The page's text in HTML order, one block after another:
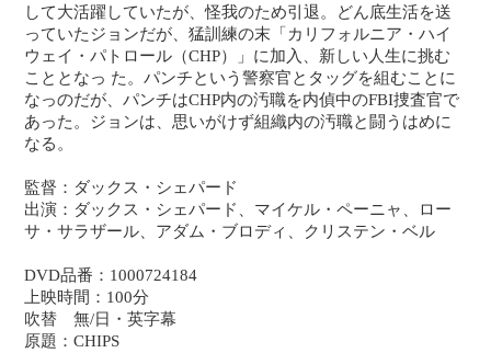
して大活躍していたが、怪我のため引退。どん底生活を送
っていたジョンだが、猛訓練の末「カリフォルニア・ハイ
ウェイ・パトロール（CHP）」に加入、新しい人生に挑む
こととなっ た。パンチという警察官とタッグを組むことに
なっのだが、パンチはCHP内の汚職を内偵中のFBI捜査官で
あった。ジョンは、思いがけず組織内の汚職と闘うはめに
なる。
監督：ダックス・シェパード
出演：ダックス・シェパード、マイケル・ペーニャ、ロー
サ・サラザール、アダム・ブロディ、クリステン・ベル
DVD品番：1000724184
上映時間：100分
吹替 無/日・英字幕
原題：CHIPS